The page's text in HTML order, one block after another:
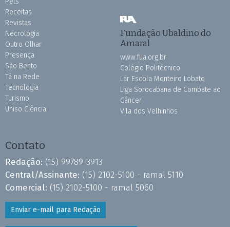
Receitas
Revistas
Necrologia
Outro Olhar
Presença
São Bento
Tá na Rede
Tecnologia
Turismo
Uniso Ciência
Fundação Ubaldino do
Amaral
www.fua.org.br
Colégio Politécnico
Lar Escola Monteiro Lobato
Liga Sorocabana de Combate ao
Câncer
Vila dos Velhinhos
Contato
Redação: (15) 99789-3913
Central/Assinante: (15) 2102-5100 - ramal 5110
Comercial: (15) 2102-5100 - ramal 5060
Enviar e-mail para Redação